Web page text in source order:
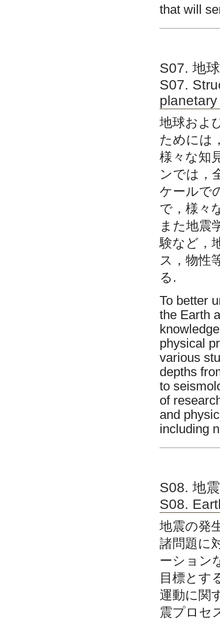
that will
S07. 地
S07.
地球およ
ためには
様々な知
ンでは，
ケールで
で，様々
また地震
験など，
ス，物性
る.
To better
the Earth
physical
various
depths
to
of
and
including
S08. 地
S08.
地震の発
諸問題に
ーション
目標とす
運動に関
震プロセ